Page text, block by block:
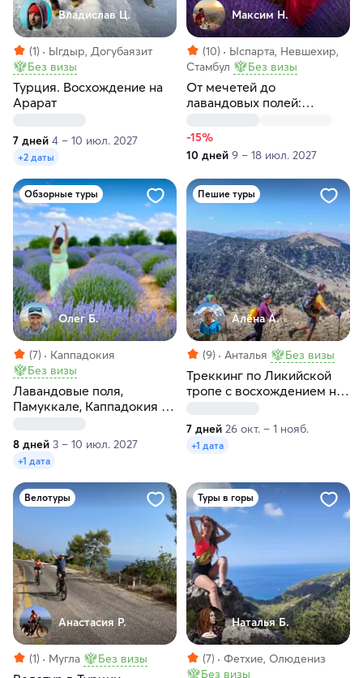
Владислав Ц.
(1)
Ыгдыр, Догубаязит
Без визы
Турция. Восхождение на
Арарат
7 дней 4 – 10 июл. 2027
+2 даты
Максим H.
(10)
Ыспарта, Невшехир,
Стамбул
Без визы
От мечетей до
лавандовых полей:
-15%
10 дней 9 – 18 июл. 2027
Обзорные туры
Олег Б.
(7)
Каппадокия
Без визы
Лавандовые поля,
Памуккале, Каппадокия ―
8 дней 3 – 10 июл. 2027
+1 дата
Пешие туры
Алёна А.
(9) Анталья Без визы
Треккинг по Ликийской
тропе с восхождением на
7 дней 26 окт. – 1 нояб.
+1 дата
Велотуры
Анастасия Р.
(1) Мугла Без визы
Туры в горы
Наталья Б.
(7)
Фетхие, Олюдениз
Без визы